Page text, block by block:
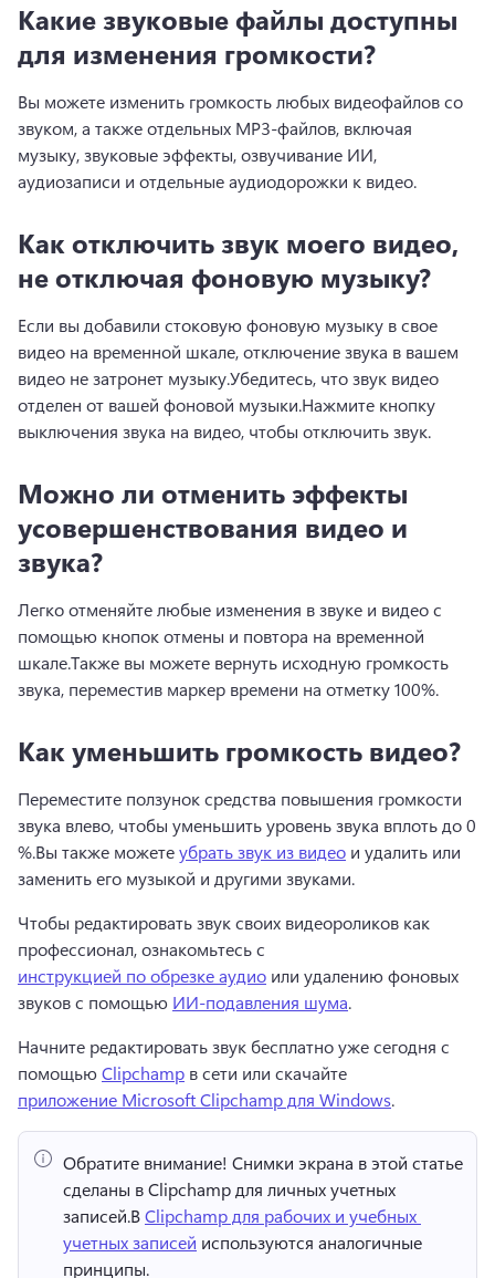
Какие звуковые файлы доступны
для изменения громкости?
Вы можете изменить громкость любых видеофайлов со
звуком, а также отдельных MP3-файлов, включая
музыку, звуковые эффекты, озвучивание ИИ,
аудиозаписи и отдельные аудиодорожки к видео.
Как отключить звук моего видео,
не отключая фоновую музыку?
Если вы добавили стоковую фоновую музыку в свое
видео на временной шкале, отключение звука в вашем
видео не затронет музыку.Убедитесь, что звук видео
отделен от вашей фоновой музыки.Нажмите кнопку
выключения звука на видео, чтобы отключить звук.
Можно ли отменить эффекты
усовершенствования видео и
звука?
Легко отменяйте любые изменения в звуке и видео с
помощью кнопок отмены и повтора на временной
шкале.Также вы можете вернуть исходную громкость
звука, переместив маркер времени на отметку 100%.
Как уменьшить громкость видео?
Переместите ползунок средства повышения громкости
звука влево, чтобы уменьшить уровень звука вплоть до 0
%.Вы также можете убрать звук из видео и удалить или
заменить его музыкой и другими звуками.
Чтобы редактировать звук своих видеороликов как
профессионал, ознакомьтесь с
инструкцией по обрезке аудио или удалению фоновых
звуков с помощью ИИ-подавления шума.
Начните редактировать звук бесплатно уже сегодня с
помощью Clipchamp в сети или скачайте
приложение Microsoft Clipchamp для Windows.
Обратите внимание! Снимки экрана в этой статье
сделаны в Clipchamp для личных учетных
записей.В Clipchamp для рабочих и учебных
учетных записей используются аналогичные
принципы.